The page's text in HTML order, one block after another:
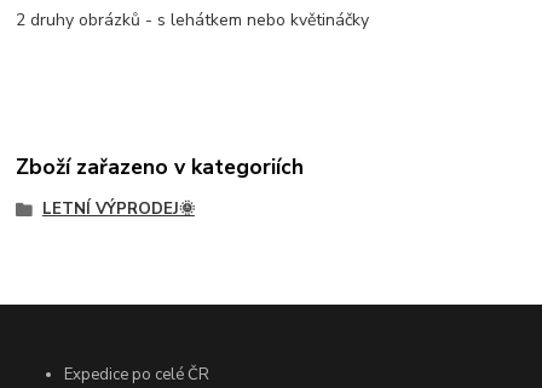
2 druhy obrázků - s lehátkem nebo květináčky
Zboží zařazeno v kategoriích
LETNÍ VÝPRODEJ🌞
Expedice po celé ČR